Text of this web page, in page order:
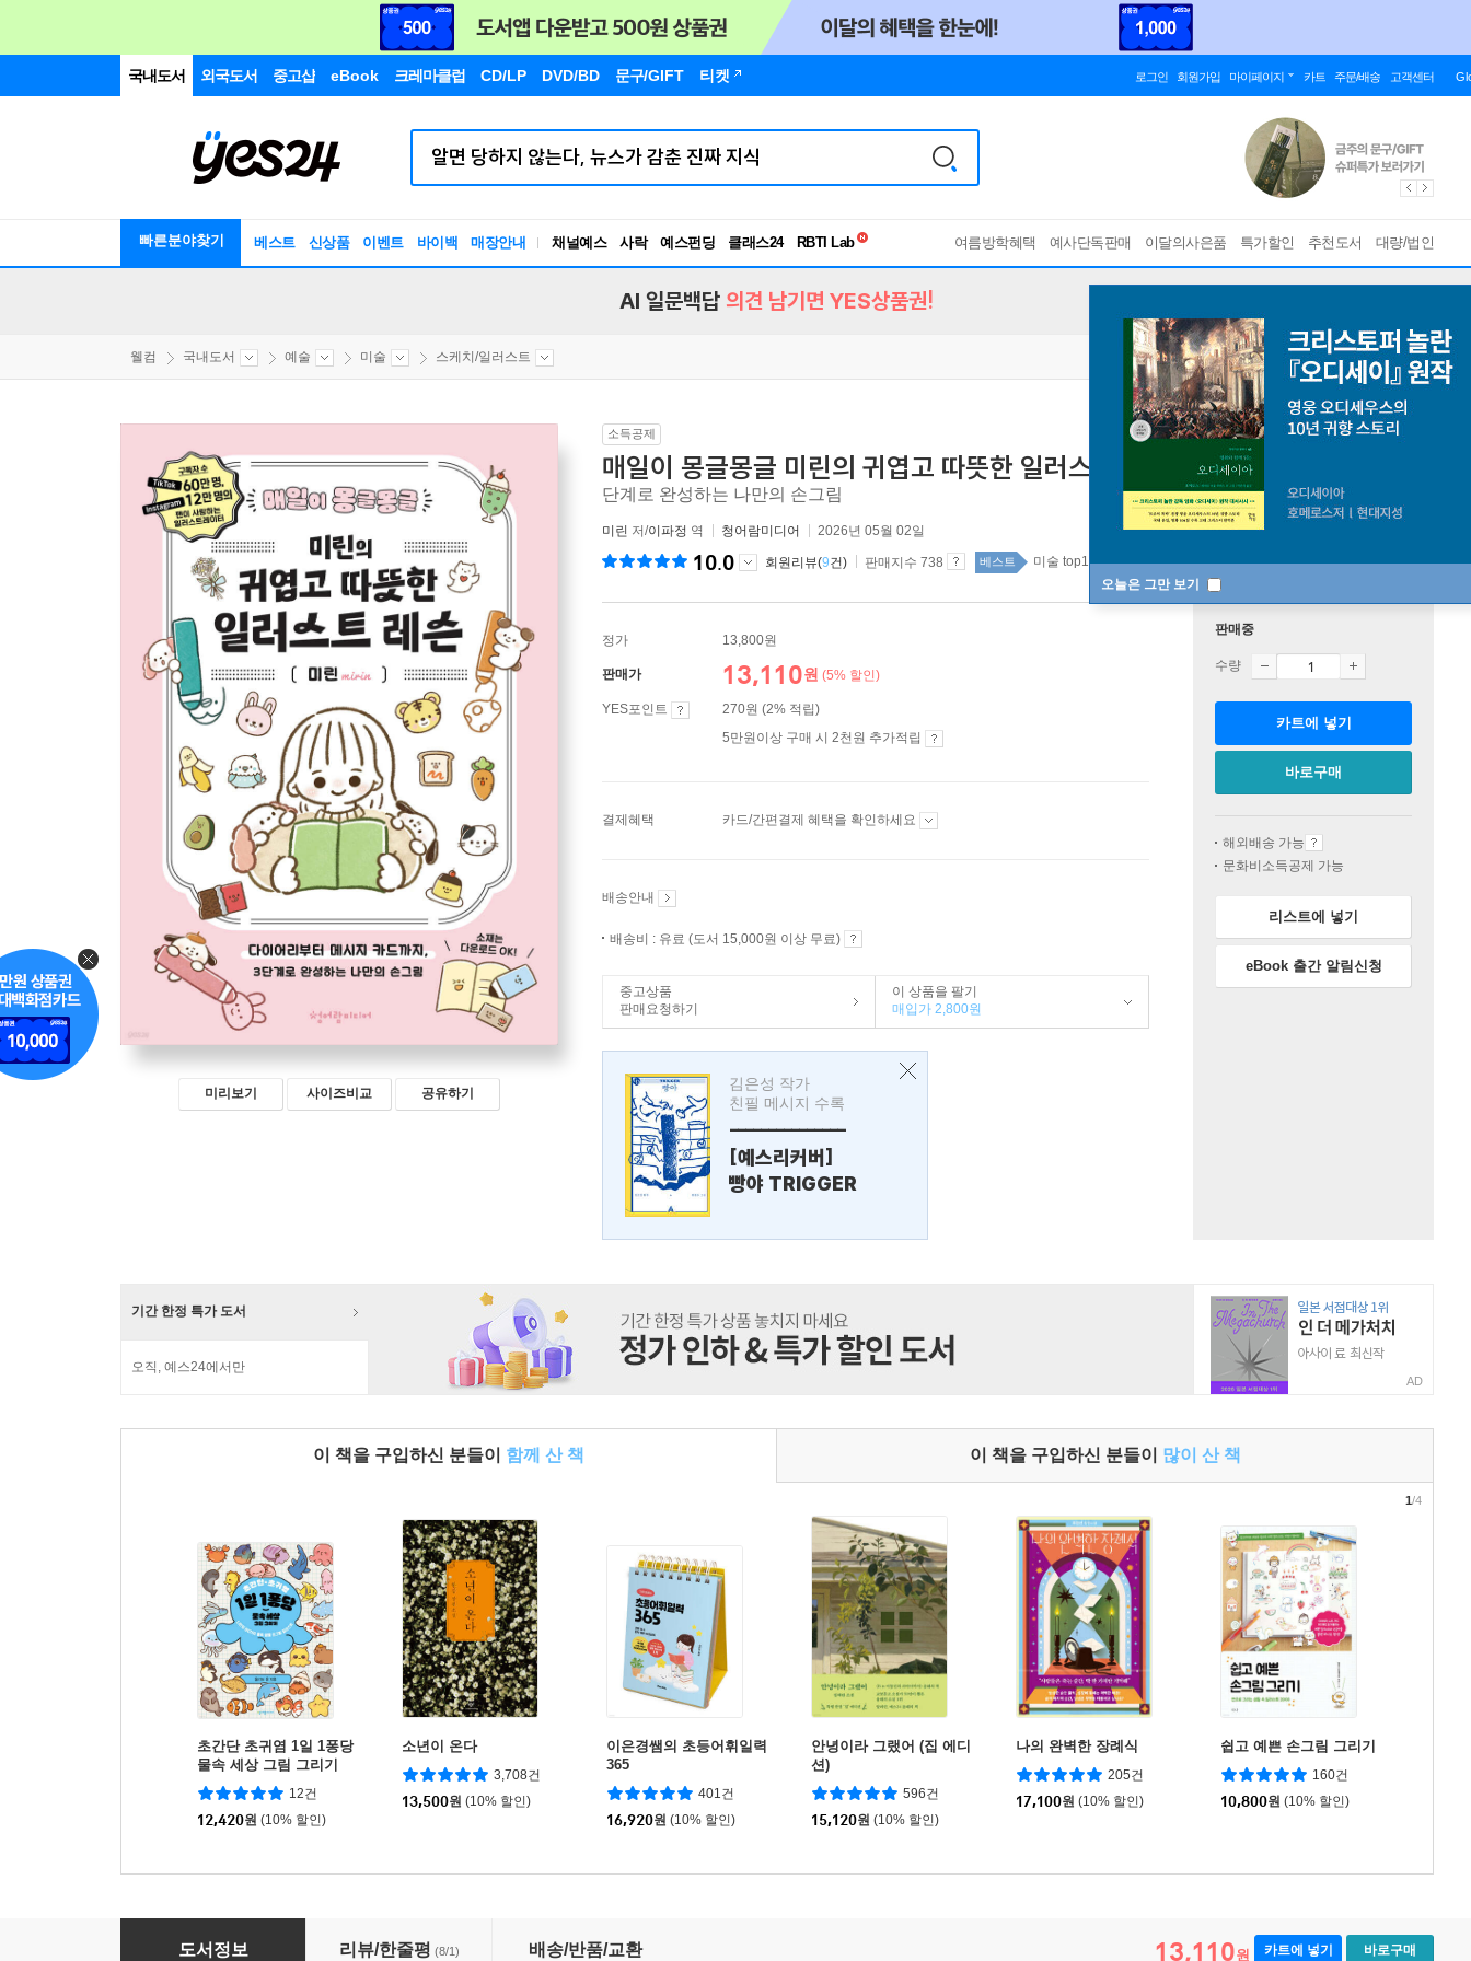
국내도서 외국도서 중고샵 eBook 크레마클럽 CD/LP DVD/BD 문구/GIFT 티켓 로그인 회원가입 마이페이지 카트 주문/배송 고객센터
빠른분야찾기 베스트 신상품 이벤트 바이백 매장안내 채널예스 사락 예스펀딩 클래스24
독서유형검사
여름방학혜택 예사단독판매 이달의사은품 특가할인 추천도서 대량/법인
오늘은 그만 보기
AI 일문백답 의견 남기면 YES상품권!
웰컴 국내도서 예술 미술 스케치/일러스트
미리보기 사이즈비교 공유하기
소득공제
매일이 몽글몽글 미린의 귀엽고 따뜻한 일러스트 레슨
다이어리부터 메시지 카드까지, 3
단계로 완성하는 나만의 손그림
미린 저/이파정 역 청어람미디어 2026년 05월 02일
10.0 회원리뷰(9건) 판매지수 738 베스트 미술 top100 4주
정가 13,800원
판매가 13,110원 (5% 할인)
YES포인트
270원 (2% 적립)
5만원이상 구매 시 2천원 추가적립
결제혜택 카드/간편결제 혜택을 확인하세요
배송안내
배송비 : 유료 (도서 15,000원 이상 무료)
중고상품
판매요청하기
이 상품을 팔기
매입가 2,800원
김은성 작가
친필 메시지 수록
---------------
[예스리커버]
빵야 TRIGGER
판매중
수량
카트에 넣기
바로구매
해외배송 가능
문화비소득공제 가능
리스트에 넣기
eBook 출간 알림신청
기간 한정 특가 도서
오직, 예스24에서만
AD
이 책을 구입하신 분들이 함께 산 책 이 책을 구입하신 분들이 많이 산 책
초간단 초귀염 1일 1퐁당
물속 세상 그림 그리기
12건
12,420원 (10% 할인)
소년이 온다
3,708건
13,500원 (10% 할인)
이은경쌤의 초등어휘일력
365
401건
16,920원 (10% 할인)
안녕이라 그랬어 (집 에디
션)
596건
15,120원 (10% 할인)
나의 완벽한 장례식
205건
17,100원 (10% 할인)
쉽고 예쁜 손그림 그리기
160건
10,800원 (10% 할인)
1/4
매일이 몽글몽글 미린의 귀엽고 따뜻한 일러스트 레슨
도서정보 리뷰/한줄평 (8/1) 배송/반품/교환 13,110원 카트에 넣기 바로구매